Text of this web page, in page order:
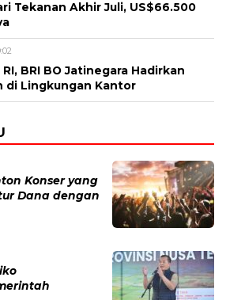
Tekanan Akhir Juli, US$66.500
BRI BO Jatinegara Hadirkan
di Lingkungan Kantor
Konser yang
Dana dengan